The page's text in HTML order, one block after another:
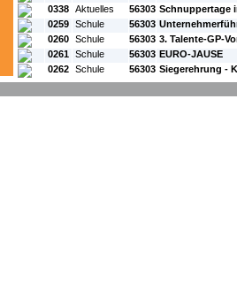
0338 Aktuelles 56303 Schnuppertage
0259 Schule 56303
0260 Schule 56303 3. Talente-GP-
0261 Schule 56303 EURO-JAUSE
0262 Schule 56303 Siegerehrung -